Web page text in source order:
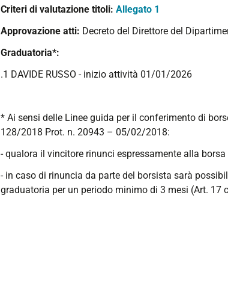
Criteri di valutazione titoli: Allegato 1
Approvazione atti: Decreto del Direttore del
Graduatoria*:
.1 DAVIDE RUSSO - inizio attività 01/01/2026
* Ai sensi delle Linee guida per il conferimento di
128/2018 Prot. n. 20943 – 05/02/2018:
- qualora il vincitore rinunci espressamente alla
- in caso di rinuncia da parte del borsista sarà
graduatoria per un periodo minimo di 3 mesi (Art. 17